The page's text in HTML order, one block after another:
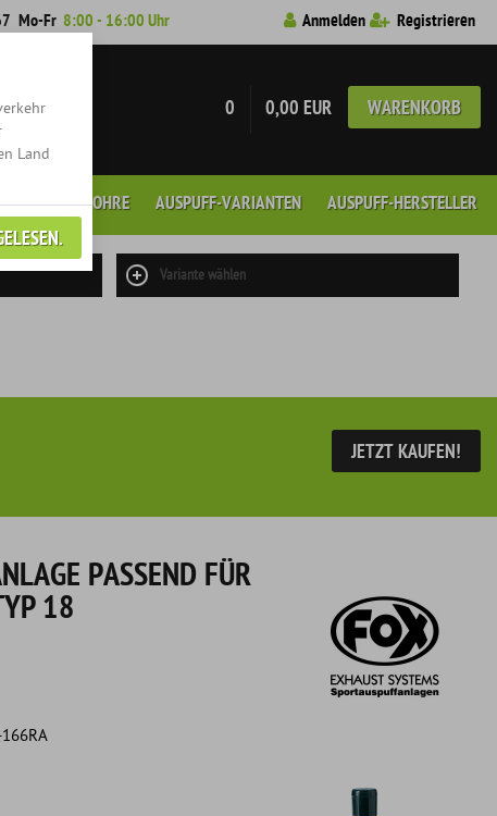
Mo-Fr 8:00 - 16:00 Uhr Anmelden Registrieren
0 0,00 EUR WARENKORB
ENDROHRE AUSPUFF-VARIANTEN AUSPUFF-HERSTELLER
Variante wählen
JETZT KAUFEN!
PASSEND FÜR
18
Land